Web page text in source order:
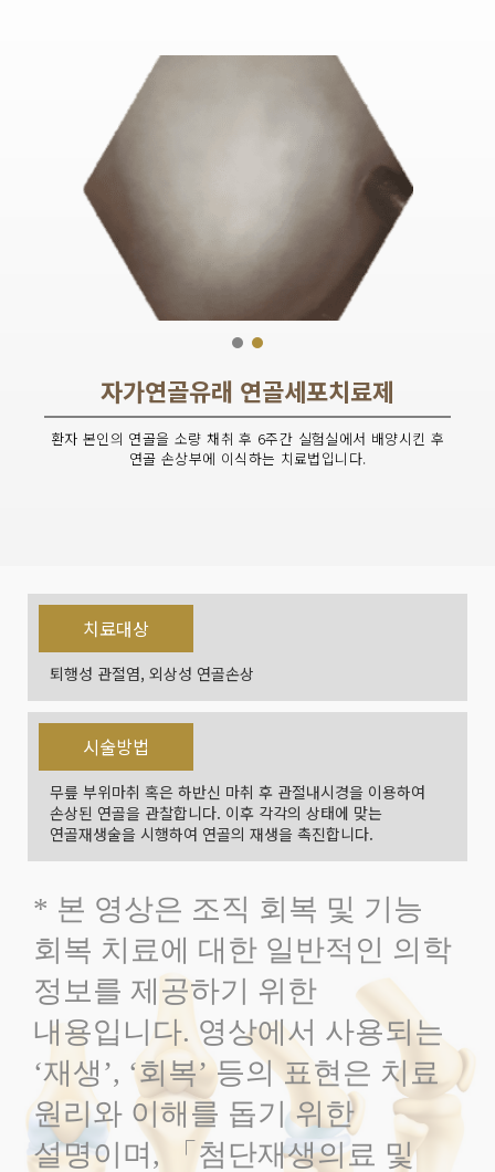
자가연골이식술 전
자가연골유래 연골세포치료제
환자 본인의 연골을 소량 채취 후 6주간 실험실에서 배양시킨 후
연골 손상부에 이식하는 치료법입니다.
치료대상
퇴행성 관절염, 외상성 연골손상
시술방법
무릎 부위마취 혹은 하반신 마취 후 관절내시경을 이용하여
손상된 연골을 관찰합니다. 이후 각각의 상태에 맞는
연골재생술을 시행하여 연골의 재생을 촉진합니다.
* 본 영상은 조직 회복 및 기능
회복 치료에 대한 일반적인 의학
정보를 제공하기 위한
내용입니다. 영상에서 사용되는
‘재생’, ‘회복’ 등의 표현은 치료
원리와 이해를 돕기 위한
설명이며, 「첨단재생의료 및